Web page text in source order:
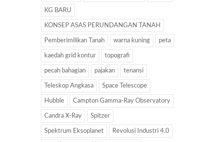
KG BARU
KONSEP ASAS PERUNDANGAN TANAH
Pemberimilikan Tanah warna kuning peta
kaedah grid kontur topografi
pecah bahagian pajakan tenansi
Teleskop Angkasa Space Telescope
Hubble Campton Gamma-Ray Observatory
Candra X-Ray Spitzer
Spektrum Eksoplanet Revolusi Industri 4.0